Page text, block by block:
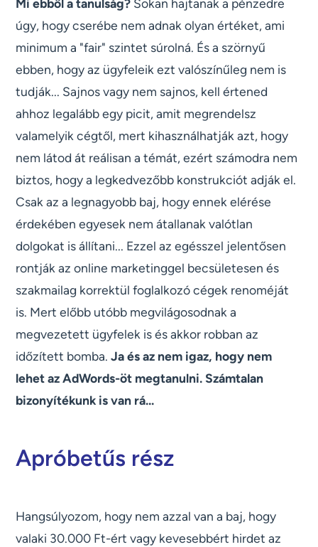
Mi ebből a tanulság? Sokan hajtanak a pénzedre
úgy, hogy cserébe nem adnak olyan értéket, ami
minimum a "fair" szintet súrolná. És a szörnyű
ebben, hogy az ügyfeleik ezt valószínűleg nem is
tudják... Sajnos vagy nem sajnos, kell értened
ahhoz legalább egy picit, amit megrendelsz
valamelyik cégtől, mert kihasználhatják azt, hogy
nem látod át reálisan a témát, ezért számodra nem
biztos, hogy a legkedvezőbb konstrukciót adják el.
Csak az a legnagyobb baj, hogy ennek elérése
érdekében egyesek nem átallanak valótlan
dolgokat is állítani... Ezzel az egésszel jelentősen
rontják az online marketinggel becsületesen és
szakmailag korrektül foglalkozó cégek renoméját
is. Mert előbb utóbb megvilágosodnak a
megvezetett ügyfelek is és akkor robban az
időzített bomba.Ja és az nem igaz, hogy nem
lehet az AdWords-öt megtanulni. Számtalan
bizonyítékunk is van rá...
Apróbetűs rész
Hangsúlyozom, hogy nem azzal van a baj, hogy
valaki 30.000 Ft-ért vagy kevesebbért hirdet az